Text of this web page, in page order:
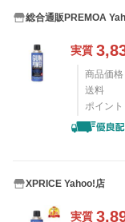
総合通販PREMOA
実質
商品価格
送料
ポイント
XPRICE Yahoo!店
実質